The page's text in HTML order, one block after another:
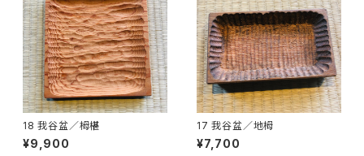
18 我谷盆／栂椹
¥9,900
17 我谷盆／地栂
¥7,700